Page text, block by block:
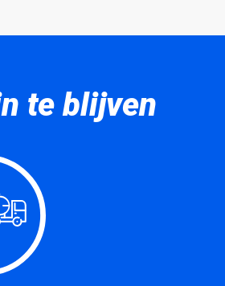
te blijven